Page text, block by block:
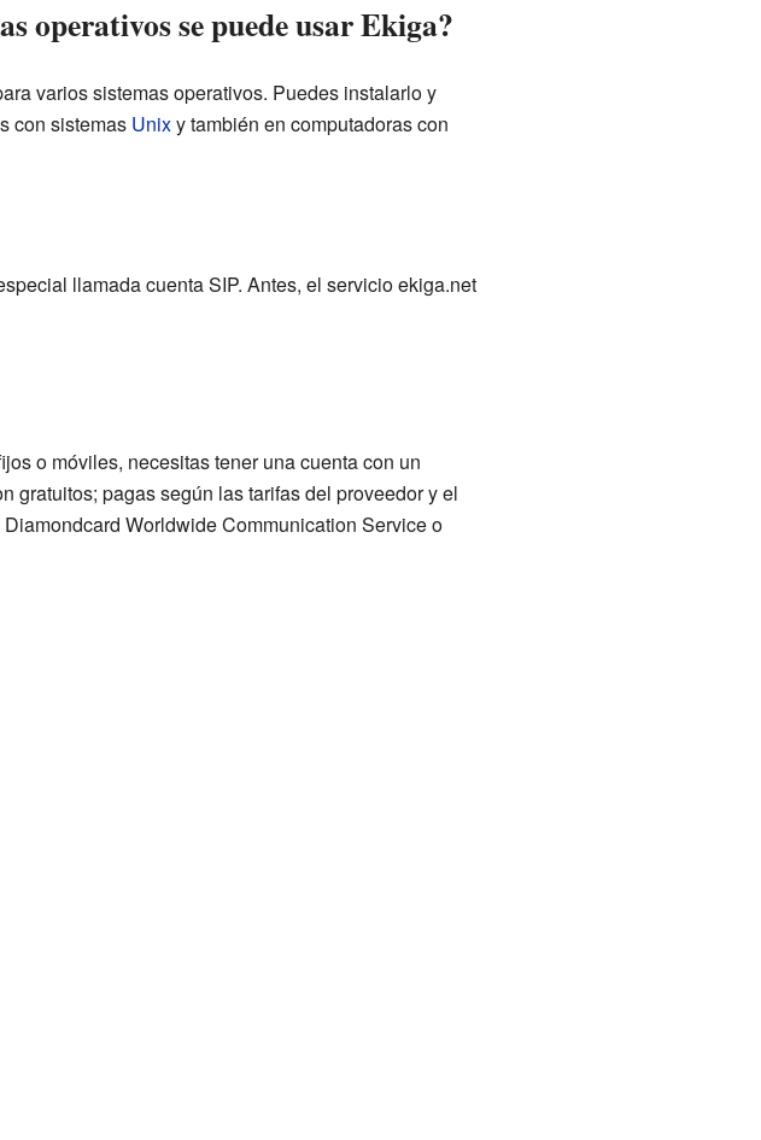
operativos se puede usar Ekiga?
varios sistemas operativos. Puedes instalarlo y
con sistemas Unixy también en computadoras con
llamada cuenta SIP. Antes, el servicio ekiga.net
o móviles, necesitas tener una cuenta con un
gratuitos; pagas según las tarifas del proveedor y el
Worldwide Communication Service o